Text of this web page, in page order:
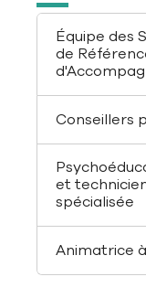
Équipe des
de
Conseillers
et
spécialisée
Animatrice